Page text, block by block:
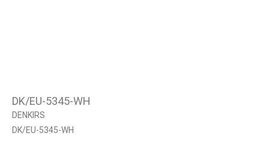
DK/EU-5345-WH
DENKIRS
DK/EU-5345-WH